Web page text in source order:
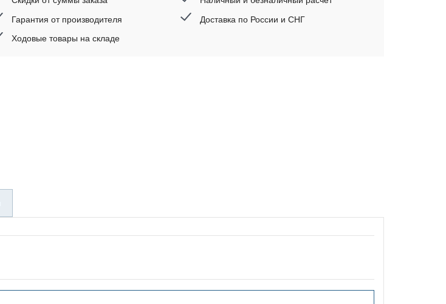
Гарантия от производителя
Ходовые товары на складе
Доставка по России и СНГ